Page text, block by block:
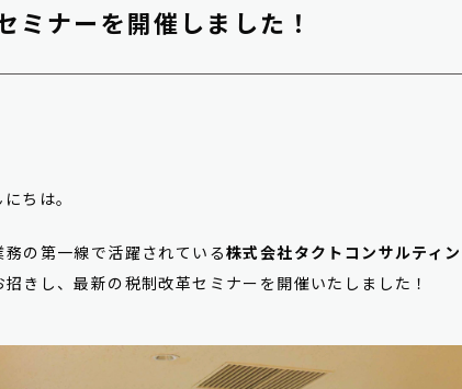
ミナーを開催しました！
ちは。
の第一線で活躍されている株式会社タクトコンサルティ
招きし、最新の税制改革セミナーを開催いたしました！